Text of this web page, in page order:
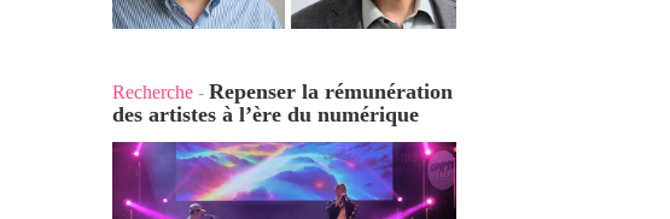
Recherche - Repenser la rémunération
des artistes à l’ère du numérique